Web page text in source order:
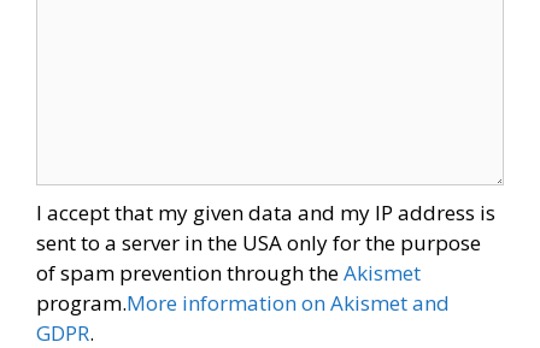
I accept that my given data and my IP address is
sent to a server in the USA only for the purpose
of spam prevention through theAkismet
program.More information on Akismet and
GDPR.